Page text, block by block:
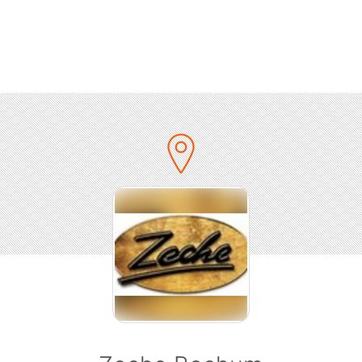
Tourneen sind ein Erfolg. Tausende von Fans
Konzerten und feiern die deutsche Band!
ersten englischsprachigen LP „Romancing In The Dark“
Erfolg 1987 weiter aus. Mit Singles wie „Play It Cool“,
Version von „Ohne Dich“) und „Baby It’s You“,
international der große Durchbruch. In Ländern wie
Schweden, Finnland, Frankreich, Spanien und
die Singles auf Anhieb Spitzenpositionen in den Charts.
die Band nun auch Europas Herzen erobert.
später erscheint dann auch mit „Purpurmond“ das erste
auch in englischer Sprache unter dem Titel „Love